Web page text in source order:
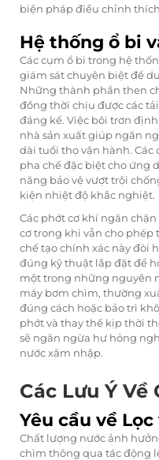
biện pháp điều chỉnh
Hệ thống ổ bi
Các cụm ổ bi trong hệ
giám sát chuyên biệt để
Những thành phần then
đồng thời chịu được các
đáng kể. Việc bôi trơn
nhà sản xuất giúp ngăn
dài tuổi thọ vận hành.
pha chế đặc biệt cho ứng
năng bảo vệ vượt trội
kiện nhiệt độ khắc nghiệt.
Các phớt cơ khí ngăn
cơ trong khi vẫn cho phép
chế tạo chính xác này đòi
đúng kỹ thuật lắp đặt để
một trong những nguyên
máy bơm chìm, thường
đúng cách hoặc bảo trì
phớt và thay thế kịp thời
sẽ ngăn ngừa hư hỏng
nước xâm nhập.
Các Lưu Ý
Yêu cầu về
Chất lượng nước ảnh
chìm thông qua tác động